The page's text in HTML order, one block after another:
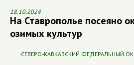
18.10.2024
На Ставрополье посеяно
озимых культур
СЕВЕРО-КАВКАЗСКИЙ ФЕДЕРАЛЬНЫЙ